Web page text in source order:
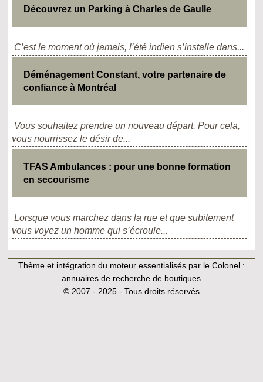
Découvrez un Parking à Charles de Gaulle
C’est le moment où jamais, l’été indien s’installe dans...
Déménagement Constant, votre partenaire de
confiance à Montréal
Vous souhaitez prendre un nouveau départ. Pour cela,
vous nourrissez le désir de...
TFAS Ambulances : pour une bonne formation
en secourisme
Lorsque vous marchez dans la rue et que subitement
vous voyez un homme qui s’écroule...
Thème et intégration du moteur essentialisés par le Colonel :
annuaires de recherche de boutiques
© 2007 - 2025 - Tous droits réservés